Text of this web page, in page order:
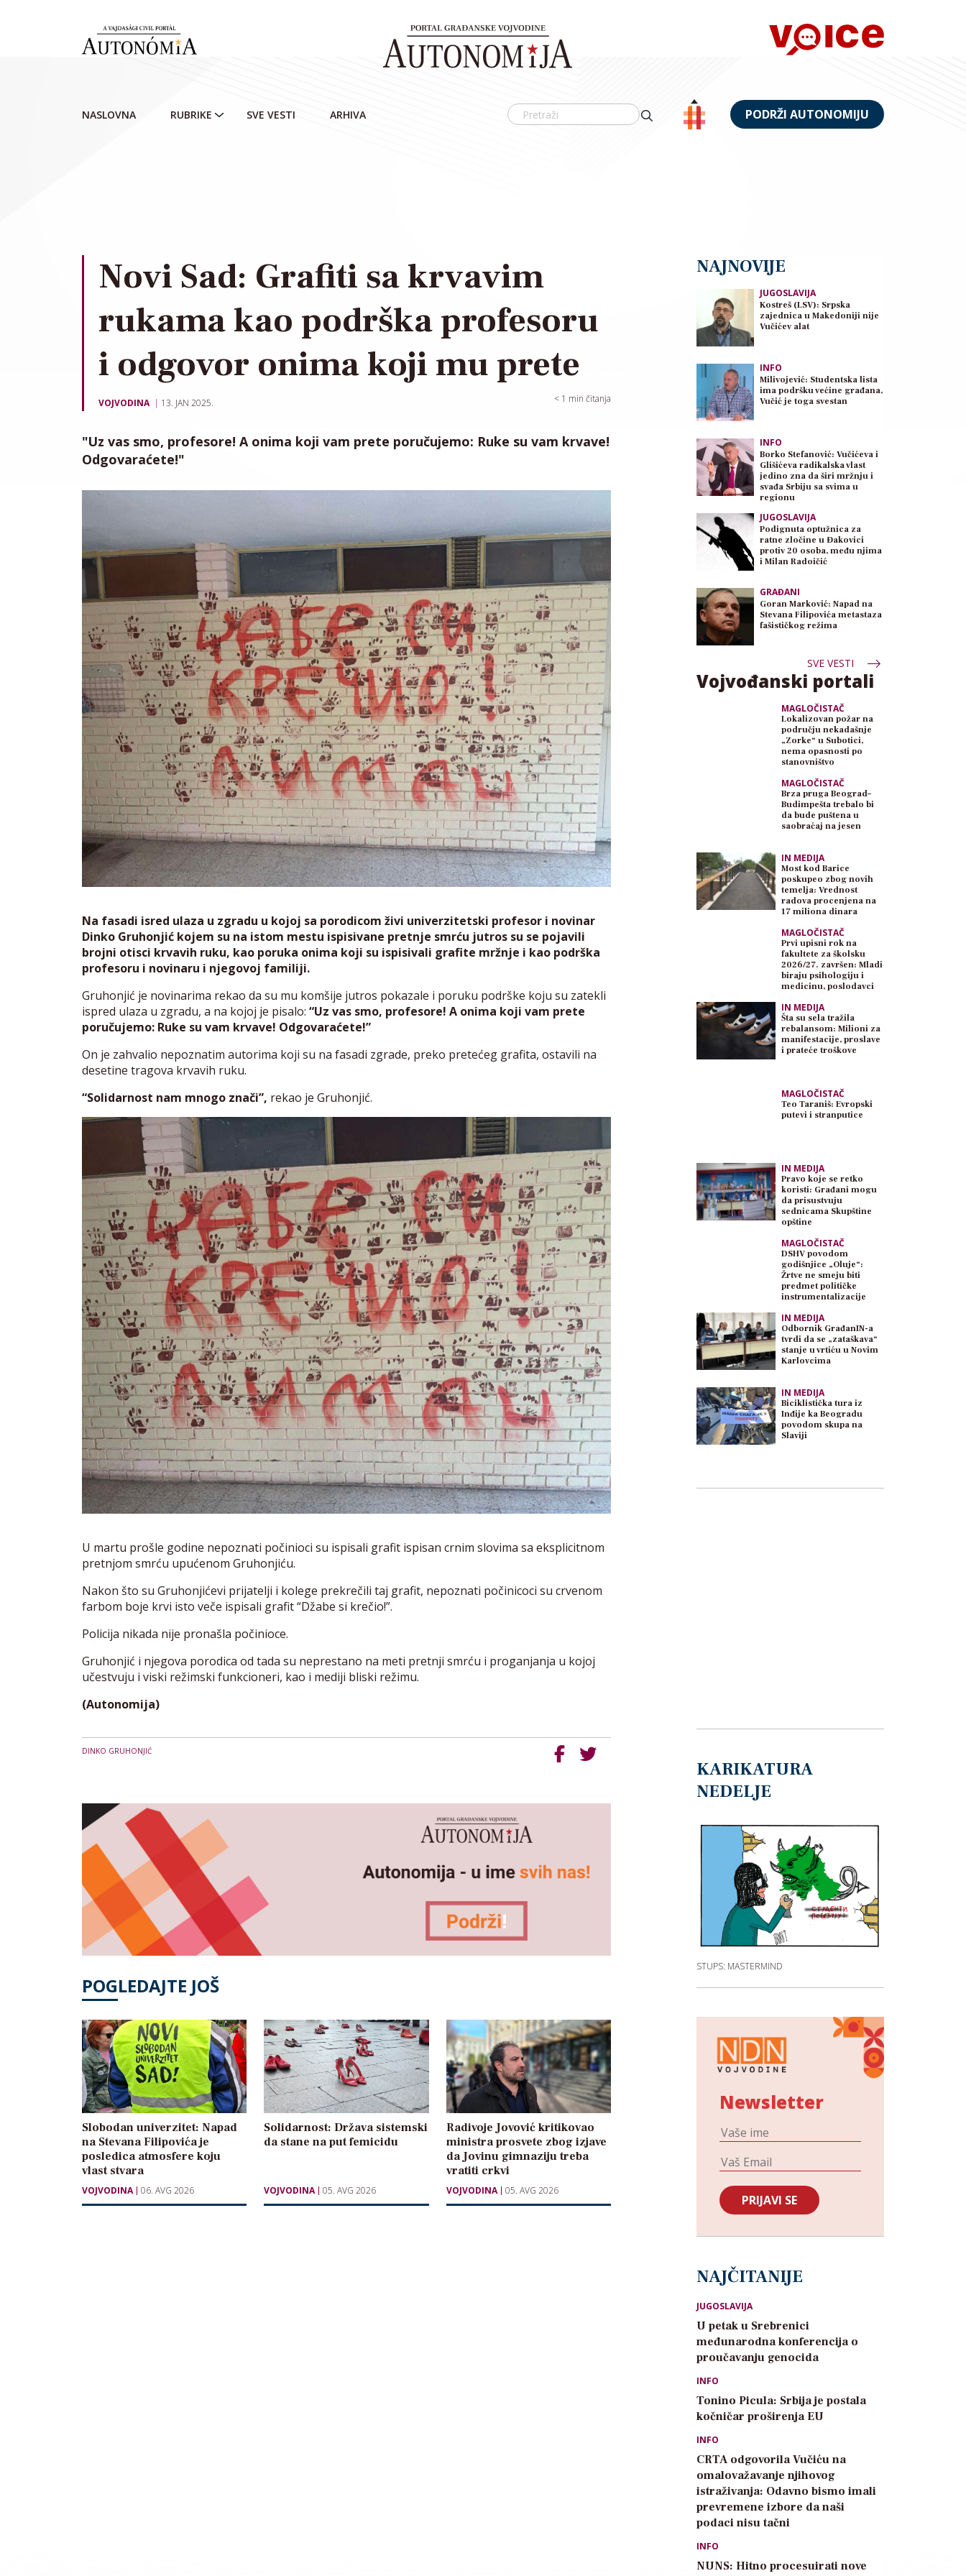
NASLOVNA RUBRIKE SVE VESTI ARHIVA PODRŽI AUTONOMIJU
Novi Sad: Grafiti sa krvavim
rukama kao podrška profesoru
i odgovor onima koji mu prete
VOJVODINA 13. JAN 2025. < 1 min čitanja
"Uz vas smo, profesore! A onima koji vam prete poručujemo: Ruke su vam krvave!
Odgovaraćete!"
Na fasadi isred ulaza u zgradu u kojoj sa porodicom živi univerzitetski profesor i novinar
Dinko Gruhonjić kojem su na istom mestu ispisivane pretnje smrću jutros su se pojavili
brojni otisci krvavih ruku, kao poruka onima koji su ispisivali grafite mržnje i kao podrška
profesoru i novinaru i njegovoj familiji.
Gruhonjić je novinarima rekao da su mu komšije jutros pokazale i poruku podrške koju su zatekli
ispred ulaza u zgradu, a na kojoj je pisalo: “Uz vas smo, profesore! A onima koji vam prete
poručujemo: Ruke su vam krvave! Odgovaraćete!”
On je zahvalio nepoznatim autorima koji su na fasadi zgrade, preko pretećeg grafita, ostavili na
desetine tragova krvavih ruku.
“Solidarnost nam mnogo znači”, rekao je Gruhonjić.
U martu prošle godine nepoznati počinioci su ispisali grafit ispisan crnim slovima sa eksplicitnom
pretnjom smrću upućenom Gruhonjiću.
Nakon što su Gruhonjićevi prijatelji i kolege prekrečili taj grafit, nepoznati počinicoci su crvenom
farbom boje krvi isto veče ispisali grafit “Džabe si krečio!”.
Policija nikada nije pronašla počinioce.
Gruhonjić i njegova porodica od tada su neprestano na meti pretnji smrću i proganjanja u kojoj
učestvuju i viski režimski funkcioneri, kao i mediji bliski režimu.
(Autonomija)
DINKO GRUHONJIĆ
POGLEDAJTE JOŠ
Slobodan univerzitet: Napad
na Stevana Filipovića je
posledica atmosfere koju
vlast stvara
VOJVODINA 06. AVG 2026
Solidarnost: Država sistemski
da stane na put femicidu
VOJVODINA 05. AVG 2026
Radivoje Jovović kritikovao
ministra prosvete zbog izjave
da Jovinu gimnaziju treba
vratiti crkvi
VOJVODINA 05. AVG 2026
NAJNOVIJE
JUGOSLAVIJA
Kostreš (LSV): Srpska
zajednica u Makedoniji nije
Vučićev alat
INFO
Milivojević: Studentska lista
ima podršku većine građana,
Vučić je toga svestan
INFO
Borko Stefanović: Vučićeva i
Glišićeva radikalska vlast
jedino zna da širi mržnju i
svađa Srbiju sa svima u
regionu
JUGOSLAVIJA
Podignuta optužnica za
ratne zločine u Đakovici
protiv 20 osoba, među njima
i Milan Radoičić
GRAĐANI
Goran Marković: Napad na
Stevana Filipovića metastaza
fašističkog režima
SVE VESTI
Vojvođanski portali
MAGLOČISTAČ
Lokalizovan požar na
području nekadašnje
„Zorke“ u Subotici,
nema opasnosti po
stanovništvo
MAGLOČISTAČ
Brza pruga Beograd–
Budimpešta trebalo bi
da bude puštena u
saobraćaj na jesen
IN MEDIJA
Most kod Barice
poskupeo zbog novih
temelja: Vrednost
radova procenjena na
17 miliona dinara
MAGLOČISTAČ
Prvi upisni rok na
fakultete za školsku
2026/27. završen: Mladi
biraju psihologiju i
medicinu, poslodavci
IN MEDIJA
Šta su sela tražila
rebalansom: Milioni za
manifestacije, proslave
i prateće troškove
MAGLOČISTAČ
Teo Taraniš: Evropski
putevi i stranputice
IN MEDIJA
Pravo koje se retko
koristi: Građani mogu
da prisustvuju
sednicama Skupštine
opštine
MAGLOČISTAČ
DSHV povodom
godišnjice „Oluje“:
Žrtve ne smeju biti
predmet političke
instrumentalizacije
IN MEDIJA
Odbornik GrađanIN-a
tvrdi da se „zataškava“
stanje u vrtiću u Novim
Karlovcima
IN MEDIJA
Biciklistička tura iz
Inđije ka Beogradu
povodom skupa na
Slaviji
KARIKATURA
NEDELJE
STUPS: MASTERMIND
Newsletter
NAJČITANIJE
JUGOSLAVIJA
U petak u Srebrenici
međunarodna konferencija o
proučavanju genocida
INFO
Tonino Picula: Srbija je postala
kočničar proširenja EU
INFO
CRTA odgovorila Vučiću na
omalovažavanje njihovog
istraživanja: Odavno bismo imali
prevremene izbore da naši
podaci nisu tačni
INFO
NUNS: Hitno procesuirati nove